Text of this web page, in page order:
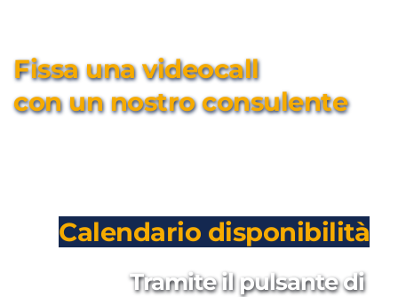
Fissa una videocall
con un nostro consulente
Calendario disponibilità
Tramite il pulsante di